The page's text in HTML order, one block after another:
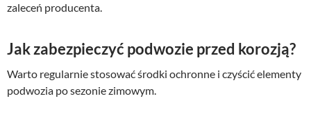
zaleceń producenta.
Jak zabezpieczyć podwozie przed korozją?
Warto regularnie stosować środki ochronne i czyścić elementy
podwozia po sezonie zimowym.